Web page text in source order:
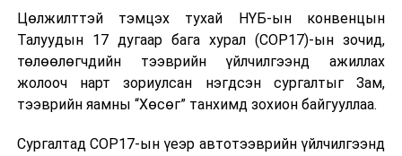
Сэргээгдэх эрчим хүчний тоног төхөөрөмж;
Эко бохирын систем, дулаалгын материал;
Эко тээврийн хэрэгсэл;
Эрчим хүчний хэмнэлттэй амины орон сууц;
Цөлжилттэй тэмцэх тухай НҮБ-ын конвенцын
Талуудын 17 дугаар бага хурал (COP17)-ын зочид,
төлөөлөгчдийн тээврийн үйлчилгээнд ажиллах
жолооч нарт зориулсан нэгдсэн сургалтыг Зам,
тээврийн яамны “Хөсөг” танхимд зохион байгууллаа.
Сургалтад COP17-ын үеэр автотээврийн үйлчилгээнд